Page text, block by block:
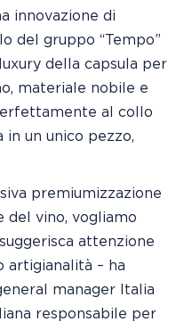
innovazione di
del gruppo “Tempo”
della capsula per
materiale nobile e
al collo
un unico pezzo,
premiumizzazione
del vino, vogliamo
attenzione
artigianalità – ha
manager Italia
responsabile per